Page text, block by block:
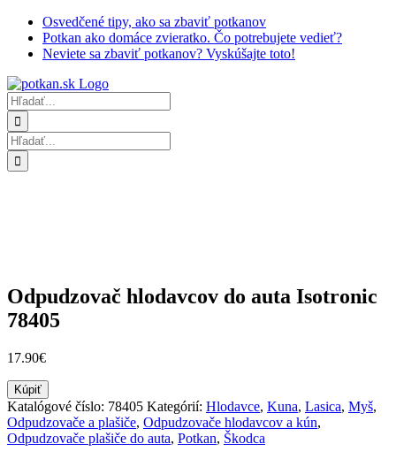
Skip
content
Osvedčené tipy, ako sa zbaviť potkanov
Potkan ako domáce zvieratko. Čo potrebujete vedieť?
Neviete sa zbaviť potkanov? Vyskúšajte toto!
Hľadať:
Hľadať:
Odpudzovač hlodavcov do auta Isotronic
78405
17.90€
Kúpiť
Katalógové číslo: 78405 Kategórií: Hlodavce, Kuna, Lasica, Myš,
Odpudzovače a plašiče, Odpudzovače hlodavcov a kún,
Odpudzovače plašiče do auta, Potkan, Škodca